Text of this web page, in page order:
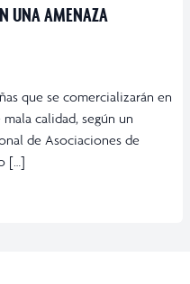
UNA AMENAZA
que se comercializarán en
calidad, según un
de Asociaciones de
[…]